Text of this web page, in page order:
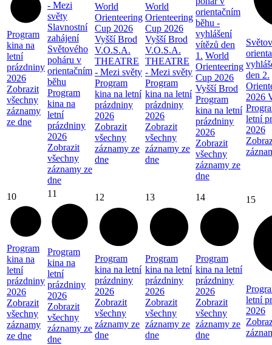
Program
kina na
letní
prázdniny
2026
Zobrazit
všechny
záznamy
ze dne
- Mezi
světy
Slavnostní
zahájení
Světového
poháru v
orientačním
běhu
Program
kina na
letní
prázdniny
2026
Zobrazit
všechny
záznamy ze
dne
World
Orienteering
Cup 2026
Vyšší Brod
V.O.S.A.
THEATRE
- Mezi světy
Program
kina na letní
prázdniny
2026
Zobrazit
všechny
záznamy ze
dne
World
Orienteering
Cup 2026
Vyšší Brod
V.O.S.A.
THEATRE
- Mezi světy
Program
kina na letní
prázdniny
2026
Zobrazit
všechny
záznamy ze
dne
orientačním
běhu -
vyhlášení
vítězů den
1. World
Orienteering
Cup 2026
Vyšší Brod
Program
kina na letní
prázdniny
2026
Zobrazit
všechny
záznamy ze
dne
den 2.
2026
letní
2026
10
Program
kina na
letní
prázdniny
2026
Zobrazit
všechny
záznamy
ze dne
11
Program
kina na
letní
prázdniny
2026
Zobrazit
všechny
záznamy ze
dne
12
Program
kina na letní
prázdniny
2026
Zobrazit
všechny
záznamy ze
dne
13
Program
kina na letní
prázdniny
2026
Zobrazit
všechny
záznamy ze
dne
14
Program
kina na letní
prázdniny
2026
Zobrazit
všechny
záznamy ze
dne
15
letní
2026